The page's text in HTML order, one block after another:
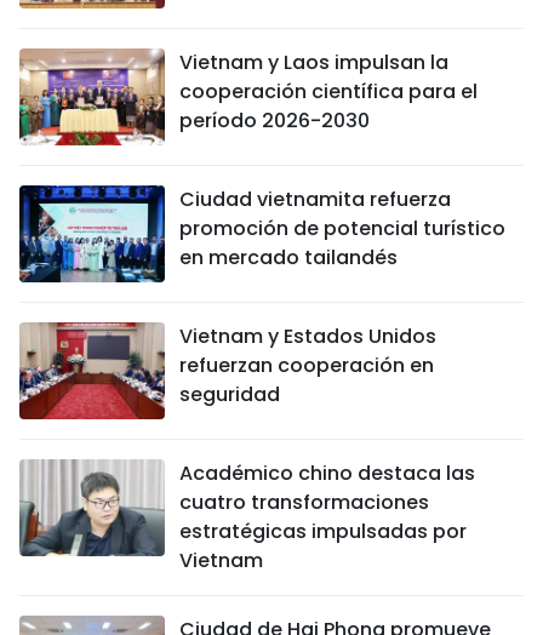
Vietnam y Laos impulsan la
cooperación científica para el
período 2026-2030
Ciudad vietnamita refuerza
promoción de potencial turístico
en mercado tailandés
Vietnam y Estados Unidos
refuerzan cooperación en
seguridad
Académico chino destaca las
cuatro transformaciones
estratégicas impulsadas por
Vietnam